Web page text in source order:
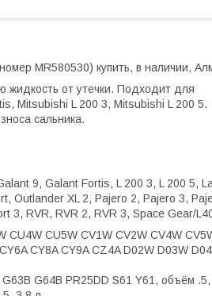
MR580530) купить, в наличии,
жидкость от утечки. Подходит для
Mitsubishi L 200 3, Mitsubishi L 200 5.
сальника.
9, Galant Fortis, L 200 3, L 200 5,
Outlander XL 2, Pajero 2, Pajero 3,
3, RVR, RVR 2, RVR 3, Space Gear/
CU4W CU5W CV1W CV2W CV4W
CY8A CY9A CZ4A D02W D03W
G64B PR25DD S61 Y61, объём .5,